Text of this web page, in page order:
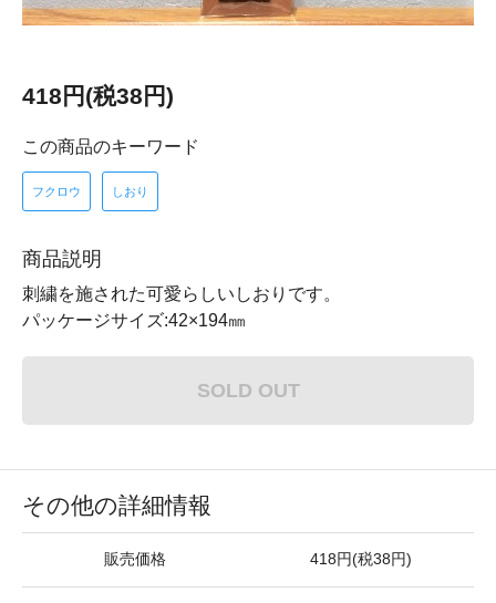
418円(税38円)
この商品のキーワード
フクロウ しおり
商品説明
刺繍を施された可愛らしいしおりです。
パッケージサイズ:42×194㎜
SOLD OUT
その他の詳細情報
販売価格 418円(税38円)